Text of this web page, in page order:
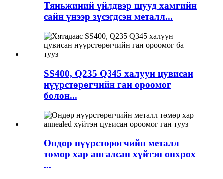
Тяньжиний үйлдвэр шууд хамгийн
сайн үнээр зүсэгдсэн металл...
SS400, Q235 Q345 халуун цувисан
нүүрстөрөгчийн ган ороомог
болон...
Өндөр нүүрстөрөгчийн металл
төмөр хар ангалсан хүйтэн өнхрөх
...